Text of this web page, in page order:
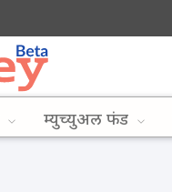
म्युच्युअल फंड